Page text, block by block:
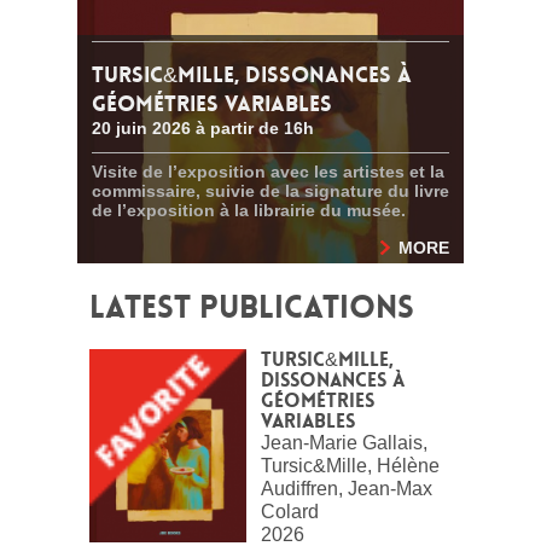
TURSIC&MILLE, DISSONANCES À
GÉOMÉTRIES VARIABLES
20 juin 2026 à partir de 16h
Visite de l’exposition avec les artistes et la
commissaire, suivie de la signature du livre
de l’exposition à la librairie du musée.
MORE
Latest publications
Tursic&Mille,
Dissonances à
géométries
variables
Jean-Marie Gallais,
Tursic&Mille, Hélène
Audiffren, Jean-Max
Colard
2026